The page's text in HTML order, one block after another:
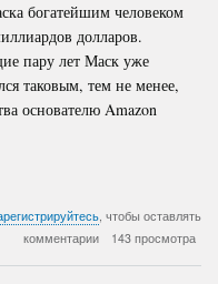
богатейшим человеком
долларов.
пару лет Маск уже
таковым, тем не менее,
основателю Amazon
, чтобы оставлять
комментарии
143 просмотра